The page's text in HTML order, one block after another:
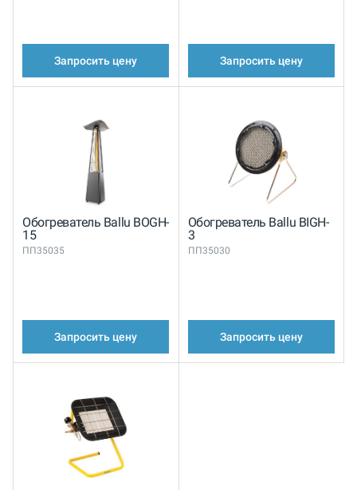
Запросить цену Запросить цену
Обогреватель Ballu BOGH-
15
ПП35035
Запросить цену
Обогреватель Ballu BIGH-
3
ПП35030
Запросить цену